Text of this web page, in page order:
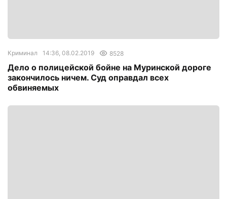
Криминал 14:36, 08.02.2019 8528
Дело о полицейской бойне на Муринской дороге
закончилось ничем. Суд оправдал всех
обвиняемых